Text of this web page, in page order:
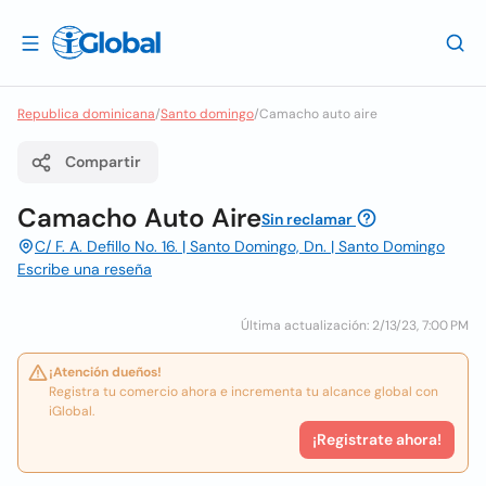
Republica dominicana/Santo domingo/Camacho auto aire
Compartir
Camacho Auto AireSin reclamar
C/ F. A. Defillo No. 16. | Santo Domingo, Dn. | Santo Domingo
Escribe una reseña
Última actualización: 2/13/23, 7:00 PM
¡Atención dueños!
Registra tu comercio ahora e incrementa tu alcance global con
iGlobal.
¡Registrate ahora!